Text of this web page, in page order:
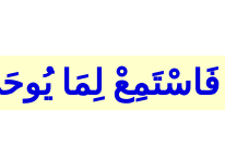
فَاسْتَمِعْ لِمَا